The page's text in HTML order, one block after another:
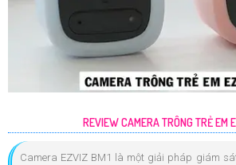
REVIEW CAMERA TRÔNG TRẺ EM
Camera EZVIZ BM1 là một giải pháp giám